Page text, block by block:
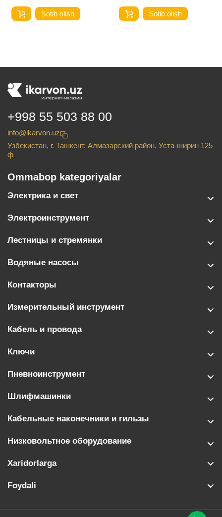
Sotib olish Sotib olish
+998 55 503 88 00
info@ikarvon.uz
Узбекистан, г. Ташкент, Алмазарский район, Уста-ширин 125
ф
Ommabop kategoriyalar
Электрика и свет
Электроинструмент
Лестницы и стремянки
Водяные насосы
Контакторы
Измерительный инструмент
Кабель и провода
Ключи
Пневноинструмент
Шлифмашинки
Кабельные наконечники и гильзы
Низковольтное оборудование
Xaridorlarga
Foydali